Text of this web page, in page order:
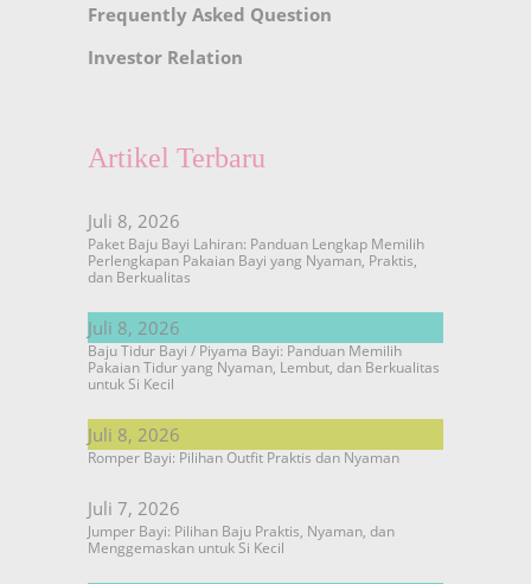
Frequently Asked Question
Investor Relation
Artikel Terbaru
Juli 8, 2026
Paket Baju Bayi Lahiran: Panduan Lengkap Memilih
Perlengkapan Pakaian Bayi yang Nyaman, Praktis,
dan Berkualitas
Juli 8, 2026
Baju Tidur Bayi / Piyama Bayi: Panduan Memilih
Pakaian Tidur yang Nyaman, Lembut, dan Berkualitas
untuk Si Kecil
Juli 8, 2026
Romper Bayi: Pilihan Outfit Praktis dan Nyaman
Juli 7, 2026
Jumper Bayi: Pilihan Baju Praktis, Nyaman, dan
Menggemaskan untuk Si Kecil